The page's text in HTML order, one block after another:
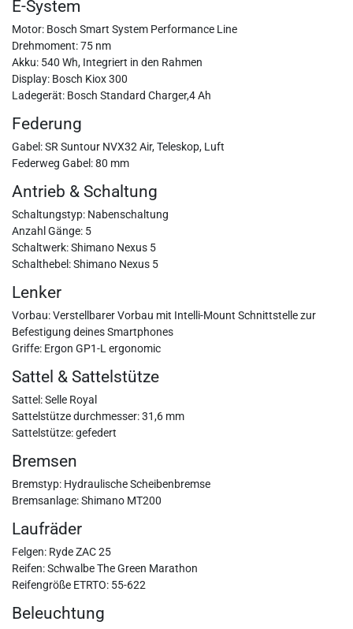
E-System
Motor: Bosch Smart System Performance Line
Drehmoment: 75 nm
Akku: 540 Wh, Integriert in den Rahmen
Display: Bosch Kiox 300
Ladegerät: Bosch Standard Charger,4 Ah
Federung
Gabel: SR Suntour NVX32 Air, Teleskop, Luft
Federweg Gabel: 80 mm
Antrieb & Schaltung
Schaltungstyp: Nabenschaltung
Anzahl Gänge: 5
Schaltwerk: Shimano Nexus 5
Schalthebel: Shimano Nexus 5
Lenker
Vorbau: Verstellbarer Vorbau mit Intelli-Mount Schnittstelle zur
Befestigung deines Smartphones
Griffe: Ergon GP1-L ergonomic
Sattel & Sattelstütze
Sattel: Selle Royal
Sattelstütze durchmesser: 31,6 mm
Sattelstütze: gefedert
Bremsen
Bremstyp: Hydraulische Scheibenbremse
Bremsanlage: Shimano MT200
Laufräder
Felgen: Ryde ZAC 25
Reifen: Schwalbe The Green Marathon
Reifengröße ETRTO: 55-622
Beleuchtung